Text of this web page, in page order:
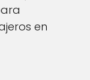
en